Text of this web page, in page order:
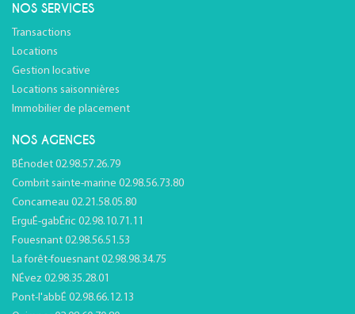
NOS SERVICES
Transactions
Locations
Gestion locative
Locations saisonnières
Immobilier de placement
NOS AGENCES
BÉnodet 02.98.57.26.79
Combrit sainte-marine 02.98.56.73.80
Concarneau 02.21.58.05.80
ErguÉ-gabÉric 02.98.10.71.11
Fouesnant 02.98.56.51.53
La forêt-fouesnant 02.98.98.34.75
NÉvez 02.98.35.28.01
Pont-l'abbÉ 02.98.66.12.13